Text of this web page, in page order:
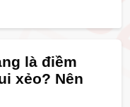
là điềm
xẻo? Nên